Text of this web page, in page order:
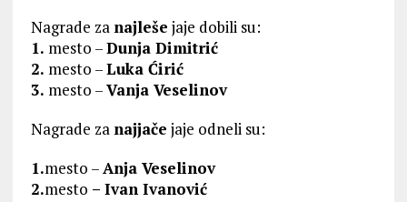
Nagrade za najleše jaje dobili su:
1. mesto –Dunja Dimitrić
2. mesto –Luka Ćirić
3. mesto –Vanja Veselinov
Nagrade za najjače jaje odneli su:
1.mesto –Anja Veselinov
2.mesto – Ivan Ivanović